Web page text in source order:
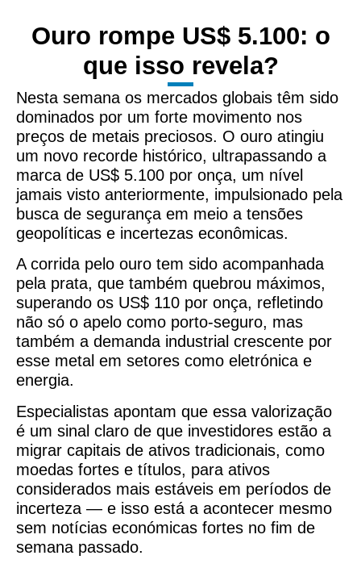
Ouro rompe US$ 5.100: o
que isso revela?
Nesta semana os mercados globais têm sido
dominados por um forte movimento nos
preços de metais preciosos. O ouro atingiu
um novo recorde histórico, ultrapassando a
marca de US$ 5.100 por onça, um nível
jamais visto anteriormente, impulsionado pela
busca de segurança em meio a tensões
geopolíticas e incertezas econômicas.
A corrida pelo ouro tem sido acompanhada
pela prata, que também quebrou máximos,
superando os US$ 110 por onça, refletindo
não só o apelo como porto-seguro, mas
também a demanda industrial crescente por
esse metal em setores como eletrónica e
energia.
Especialistas apontam que essa valorização
é um sinal claro de que investidores estão a
migrar capitais de ativos tradicionais, como
moedas fortes e títulos, para ativos
considerados mais estáveis em períodos de
incerteza — e isso está a acontecer mesmo
sem notícias económicas fortes no fim de
semana passado.